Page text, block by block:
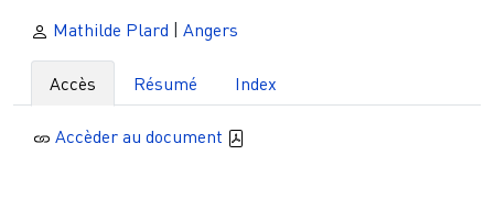
Mathilde Plard Angers
Accès Résumé Index
Accèder au document